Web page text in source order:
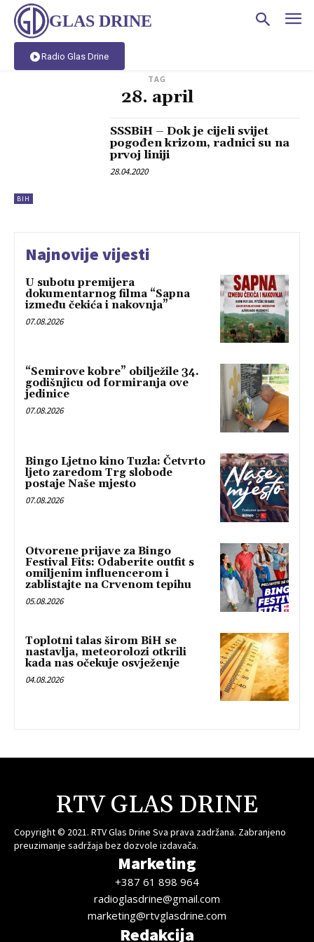
GLAS DRINE
Radio Glas Drine
TAG
28. april
BIH
SSSBiH – Dok je cijeli svijet
pogođen krizom, radnici su na
prvoj liniji
28.04.2020
Najnovije vijesti
U subotu premijera
dokumentarnog filma “Sapna
između čekića i nakovnja”
07.08.2026
“Semirove kobre” obilježile 34.
godišnjicu od formiranja ove
jedinice
07.08.2026
Bingo Ljetno kino Tuzla: Četvrto
ljeto zaredom Trg slobode
postaje Naše mjesto
07.08.2026
Otvorene prijave za Bingo
Festival Fits: Odaberite outfit s
omiljenim influencerom i
zablistajte na Crvenom tepihu
05.08.2026
Toplotni talas širom BiH se
nastavlja, meteorolozi otkrili
kada nas očekuje osvježenje
04.08.2026
RTV GLAS DRINE
Copyright © 2021. RTV Glas Drine Sva prava zadržana. Zabranjeno
preuzimanje sadržaja bez dozvole izdavača.
Marketing
+387 61 898 964
radioglasdrine@gmail.com
marketing@rtvglasdrine.com
Redakcija